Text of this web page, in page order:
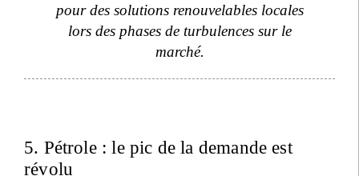
pour des solutions renouvelables locales
lors des phases de turbulences sur le
marché.
5. Pétrole : le pic de la demande est
révolu